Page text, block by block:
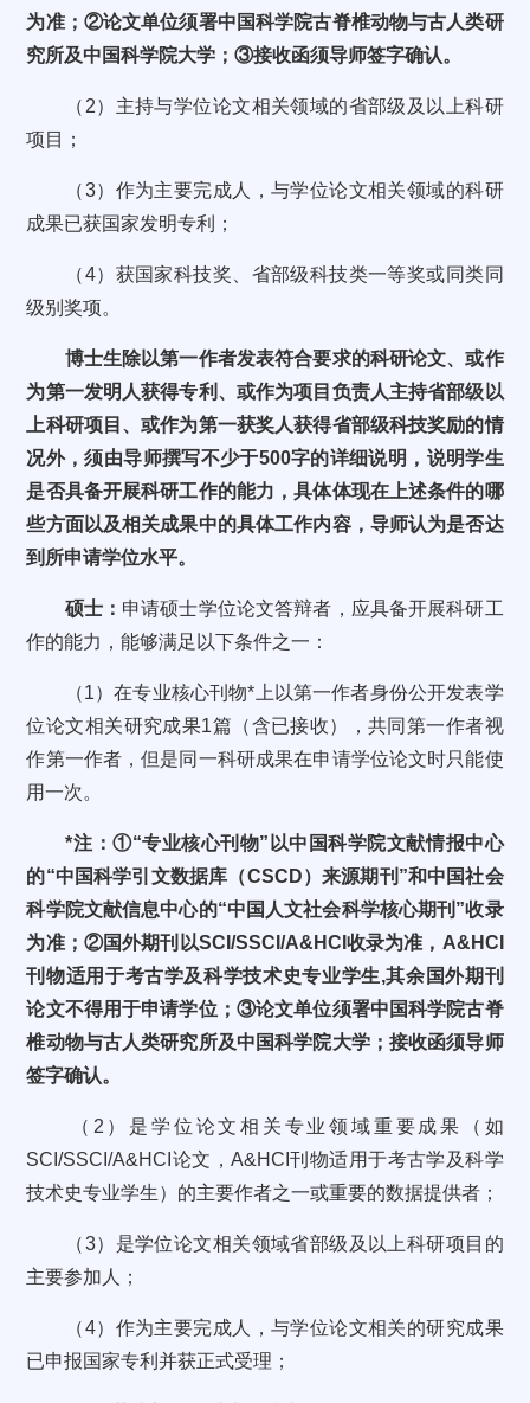
为准；②论文单位须署中国科学院古脊椎动物与古人类研
究所及中国科学院大学；③接收函须导师签字确认。
（2）主持与学位论文相关领域的省部级及以上科研
项目；
（3）作为主要完成人，与学位论文相关领域的科研
成果已获国家发明专利；
（4）获国家科技奖、省部级科技类一等奖或同类同
级别奖项。
博士生除以第一作者发表符合要求的科研论文、或作
为第一发明人获得专利、或作为项目负责人主持省部级以
上科研项目、或作为第一获奖人获得省部级科技奖励的情
况外，须由导师撰写不少于500字的详细说明，说明学生
是否具备开展科研工作的能力，具体体现在上述条件的哪
些方面以及相关成果中的具体工作内容，导师认为是否达
到所申请学位水平。
硕士： 申请硕士学位论文答辩者，应具备开展科研工
作的能力，能够满足以下条件之一：
（1）在专业核心刊物*上以第一作者身份公开发表学
位论文相关研究成果1篇（含已接收），共同第一作者视
作第一作者，但是同一科研成果在申请学位论文时只能使
用一次。
*注：①“专业核心刊物”以中国科学院文献情报中心
的“中国科学引文数据库（CSCD）来源期刊”和中国社会
科学院文献信息中心的“中国人文社会科学核心期刊”收录
为准；②国外期刊以SCI/SSCI/A&HCI收录为准，A&HCI
刊物适用于考古学及科学技术史专业学生,其余国外期刊
论文不得用于申请学位；③论文单位须署中国科学院古脊
椎动物与古人类研究所及中国科学院大学；接收函须导师
签字确认。
（2）是学位论文相关专业领域重要成果（如
SCI/SSCI/A&HCI论文，A&HCI刊物适用于考古学及科学
技术史专业学生）的主要作者之一或重要的数据提供者；
（3）是学位论文相关领域省部级及以上科研项目的
主要参加人；
（4）作为主要完成人，与学位论文相关的研究成果
已申报国家专利并获正式受理；